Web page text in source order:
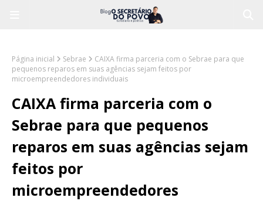
Página inicial Sebrae
CAIXA firma parceria com o Sebrae para que
pequenos reparos em suas agências sejam feitos por
microempreendedores individuais
CAIXA firma parceria com o
Sebrae para que pequenos
reparos em suas agências sejam
feitos por
microempreendedores